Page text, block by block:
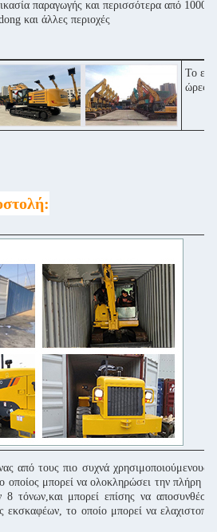
παραγωγής και περισσότερα από 1000
και άλλες περιοχές
Το
ώρες
από τους πιο συχνά χρησιμοποιούμενους
οποίος μπορεί να ολοκληρώσει την πλήρη
τόνων,και μπορεί επίσης να
εκσκαφέων, το οποίο μπορεί να